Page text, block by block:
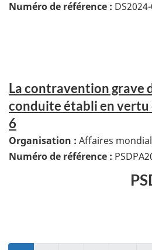
Numéro de référence :
La contravention grave
conduite établi en vertu
6
Organisation : Affaires
Numéro de référence :